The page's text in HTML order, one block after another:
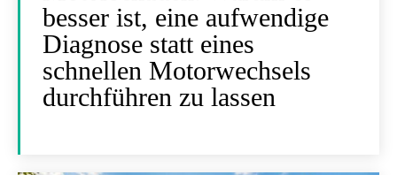
besser ist, eine aufwendige
Diagnose statt eines
schnellen Motorwechsels
durchführen zu lassen